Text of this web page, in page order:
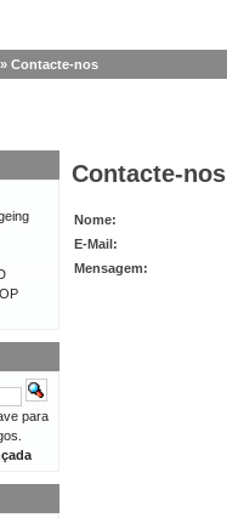
» Contacte-nos
Contacte-nos
Nome:
E-Mail:
Mensagem:
para